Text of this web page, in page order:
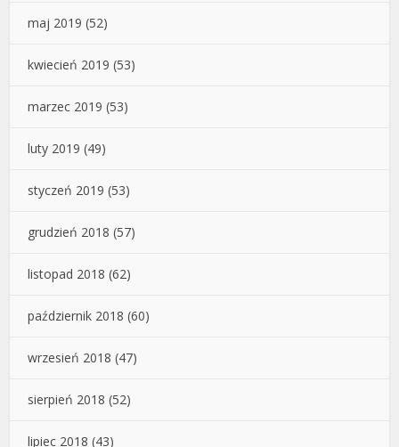
maj 2019 (52)
kwiecień 2019 (53)
marzec 2019 (53)
luty 2019 (49)
styczeń 2019 (53)
grudzień 2018 (57)
listopad 2018 (62)
październik 2018 (60)
wrzesień 2018 (47)
sierpień 2018 (52)
lipiec 2018 (43)